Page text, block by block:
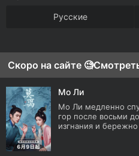
Русские
Скоро на сайте 🧐
Мо Ли
Мо Ли медленно
гор после восьми
изгнания и